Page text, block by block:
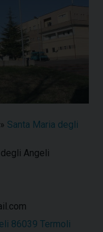
» Santa Maria degli
Angeli
86039 Termoli